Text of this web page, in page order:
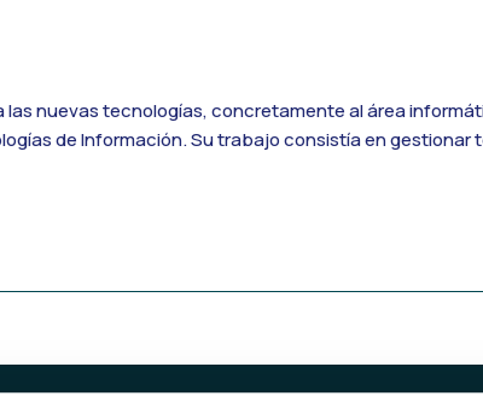
nuevas tecnologías, concretamente al área
de Información. Su trabajo consistía en gestionar